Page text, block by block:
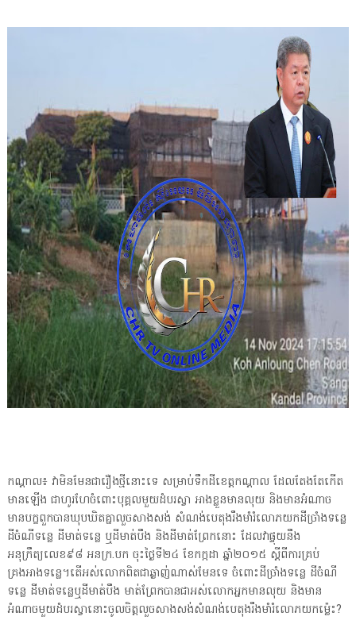
កណ្ដាល៖ វាមិនមែនជារឿងថ្មីនោះទេ សម្រាប់ទឹកដីខេត្តកណ្ដាល ដែលតែងតែកើត
មានឡើង ជាហូរហែចំពោះបុគ្គលមួយដំបរស្វា អាងខ្លួនមានលុយ និងមានអំណាច
មានបក្ខពួកបានឃុបឃិតគ្នាលួចសាងសង់ សំណង់បេតុងរឹងមាំរំលោភយកដីច្រាំងទន្លេ
ដីចំណីទន្លេ ដីមាត់ទន្លេ ឬដីមាត់បឹង និងដីមាត់ព្រែកនោះ ដែលវាផ្ទុយនឹង
អនុក្រឹត្យលេខ៩៨ អនក្រ.បក ចុះថ្ងៃទី២៤ ខែកក្កដា ឆ្នាំ២០១៥ ស្តីពីការគ្រប់
គ្រងអាងទន្លេ។តើអស់លោកពិតជាឆ្ងាញ់ណាស់មែនទេ ចំពោះដីច្រាំងទន្លេ ដីចំណី
ទន្លេ ដីមាត់ទន្លេឬដីមាត់បឹង មាត់ព្រែកបានជាអស់លោកអ្នកមានលុយ និងមាន
អំណាចមួយដំបរស្វានោះចូលចិត្តលួចសាងសង់សំណង់បេតុងរឹងមាំរំលោភយកម៉្លេះ?